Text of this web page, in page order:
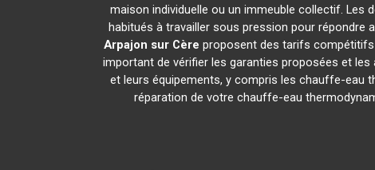
maison individuelle ou un immeuble collectif. Les
habitués à travailler sous pression pour répondre
Arpajon sur Cère proposent des tarifs
important de vérifier les garanties proposées et
et leurs équipements, y compris les chauffe-eau
réparation de votre chauffe-eau